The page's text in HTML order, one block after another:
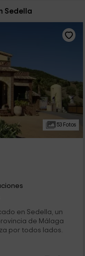
Sedella
53 Fotos
en Sedella, un
de Málaga
por todos lados.